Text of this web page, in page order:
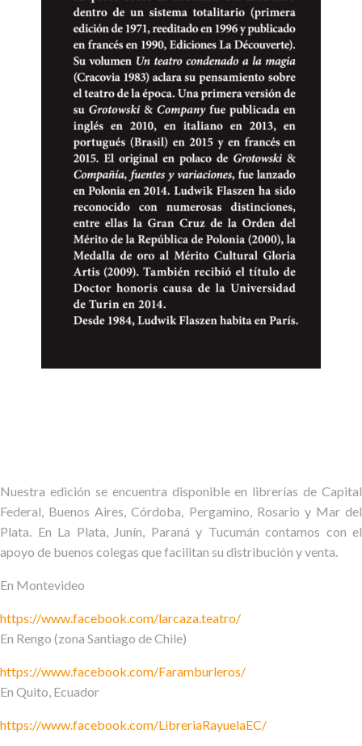
Nuestra edición se encuentra disponible en librerías de Capital
Federal, Buenos Aires, Córdoba, Pergamino, Rosario y Mar del
Plata. En La Plata, Junín, Paraná y Tucumán contamos con el
apoyo de buenos colegas que facilitan su distribución y venta.
En Montevideo
https://www.facebook.com/larcaza.teatro/
En Rengo (zona Santiago de Chile)
https://www.facebook.com/Faramburleros/
En Quito, Ecuador
https://www.facebook.com/LibreriaRayuelaEC/